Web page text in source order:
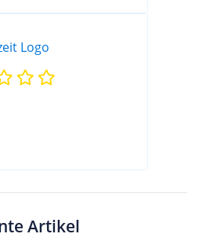
Artikel